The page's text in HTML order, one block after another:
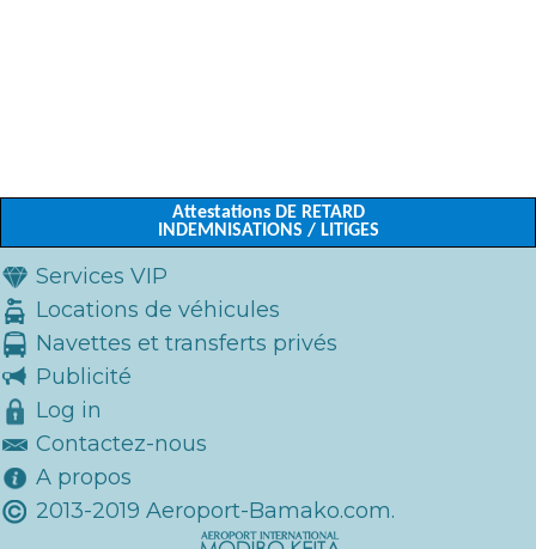
Attestations DE RETARD
INDEMNISATIONS / LITIGES
Services VIP
Locations de véhicules
Navettes et transferts privés
Publicité
Log in
Contactez-nous
A propos
2013-2019 Aeroport-Bamako.com.